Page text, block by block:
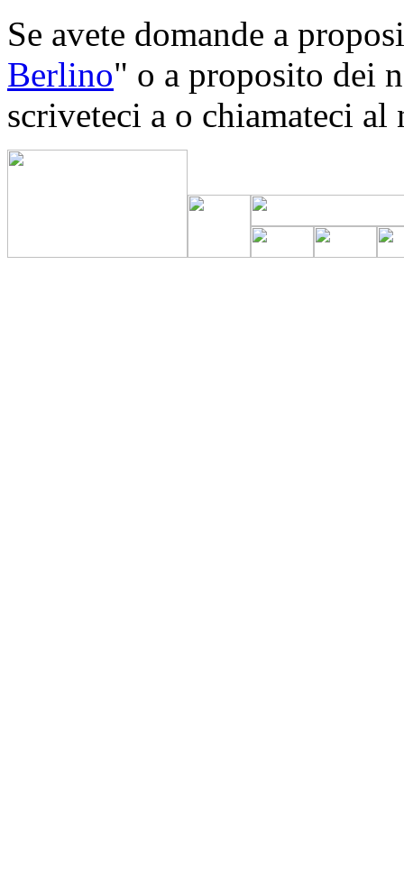
Se avete domande a
Berlino" o a proposito dei
scriveteci a o chiamateci al